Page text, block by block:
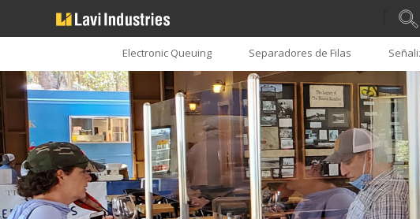
Electronic Queuing Separadores de Filas